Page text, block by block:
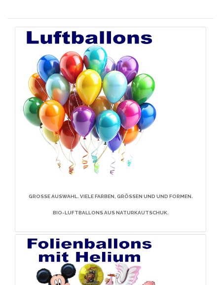
GROSSE AUSWAHL. VIELE FARBEN, GRÖSSEN UND UND FORMEN. BI
O-LUFTBALLONS AUS NATURKAUTSCHUK.